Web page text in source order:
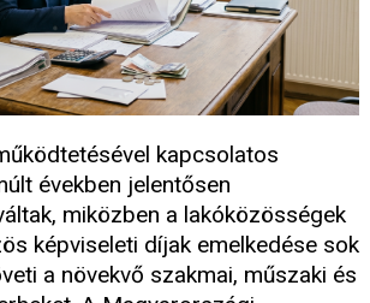
kapcsolatos
években jelentősen
miközben a lakóközösségek
képviseleti díjak emelkedése sok
a növekvő szakmai, műszaki és